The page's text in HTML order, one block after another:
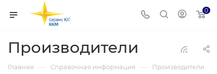
0
Производители
Главная — Справочная информация — Производители